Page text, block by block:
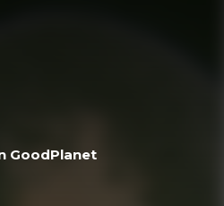
GoodPlanet